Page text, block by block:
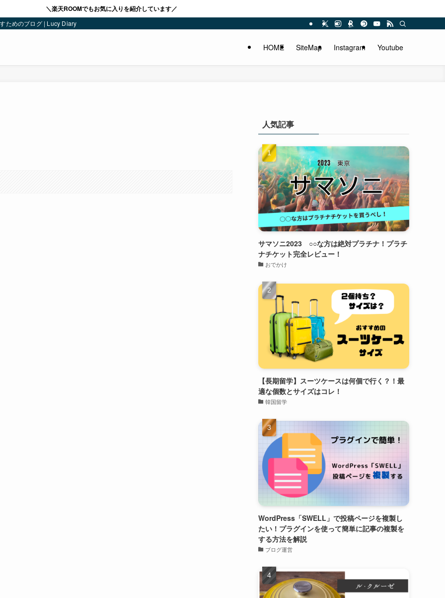
＼楽天ROOMでもお気に入りを紹介しています／
ためのブログ | Lucy Diary
HOME SiteMap Instagram Youtube
人気記事
サマソニ2023 ○○な方は絶対プラチナ！プラチ
ナチケット完全レビュー！
おでかけ
【長期留学】スーツケースは何個で行く？！最
適な個数とサイズはコレ！
韓国留学
WordPress「SWELL」で投稿ページを複製し
たい！プラグインを使って簡単に記事の複製を
する方法を解説
ブログ運営